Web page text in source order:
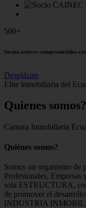
500+
Socios activos comprometidos
Desplázate
Elite inmobiliaria del
Quienes somos?
Camara Inmobiliaria
Quiénes somos?
Somos un organismo de
Profesionales, Empresas
sola ESTRUCTURA,
de promover el
INDUSTRIA